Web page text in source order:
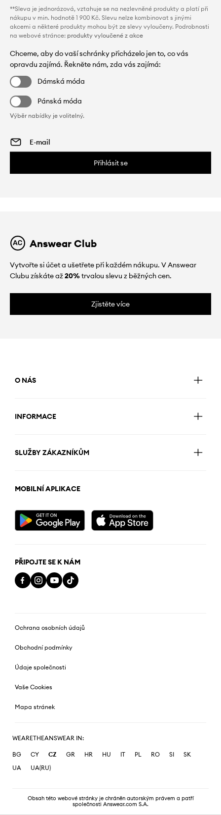
**Sleva je jednorázová, vztahuje se na nezlevněné produkty a platí při
nákupu v min. hodnotě 1 900 Kč. Slevu nelze kombinovat s jinými
akcemi a některé produkty mohou být ze slevy vyloučeny. Podrobnosti
na webové stránce: produkty vyloučené z akce
Chceme, aby do vaší schránky přicházelo jen to, co vás
opravdu zajímá. Řekněte nám, zda vás zajímá:
Dámská móda
Pánská móda
Výběr nabídky je volitelný.
Přihlásit se
Answear Club
Vytvořte si účet a ušetřete při každém nákupu. V Answear
Clubu získáte až20%trvalou slevu z běžných cen.
Zjistěte více
O NÁS
INFORMACE
SLUŽBY ZÁKAZNÍKŮM
MOBILNÍ APLIKACE
PŘIPOJTE SE K NÁM
Ochrana osobních údajů
Obchodní podmínky
Údaje společnosti
Vaše Cookies
Mapa stránek
WEARETHEANSWEAR IN:
BG CY CZ GR HR HU IT PL RO SI
SK
UA
UA(RU)
Obsah této webové stránky je chráněn autorským právem a patří
společnosti Answear.com S.A.